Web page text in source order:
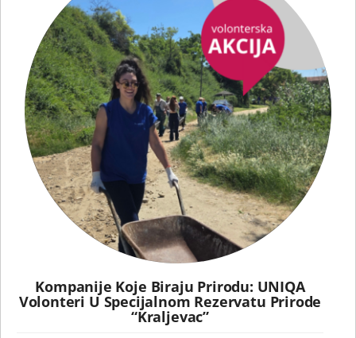
Kompanije Koje Biraju Prirodu: UNIQA
Volonteri U Specijalnom Rezervatu Prirode
“Kraljevac”